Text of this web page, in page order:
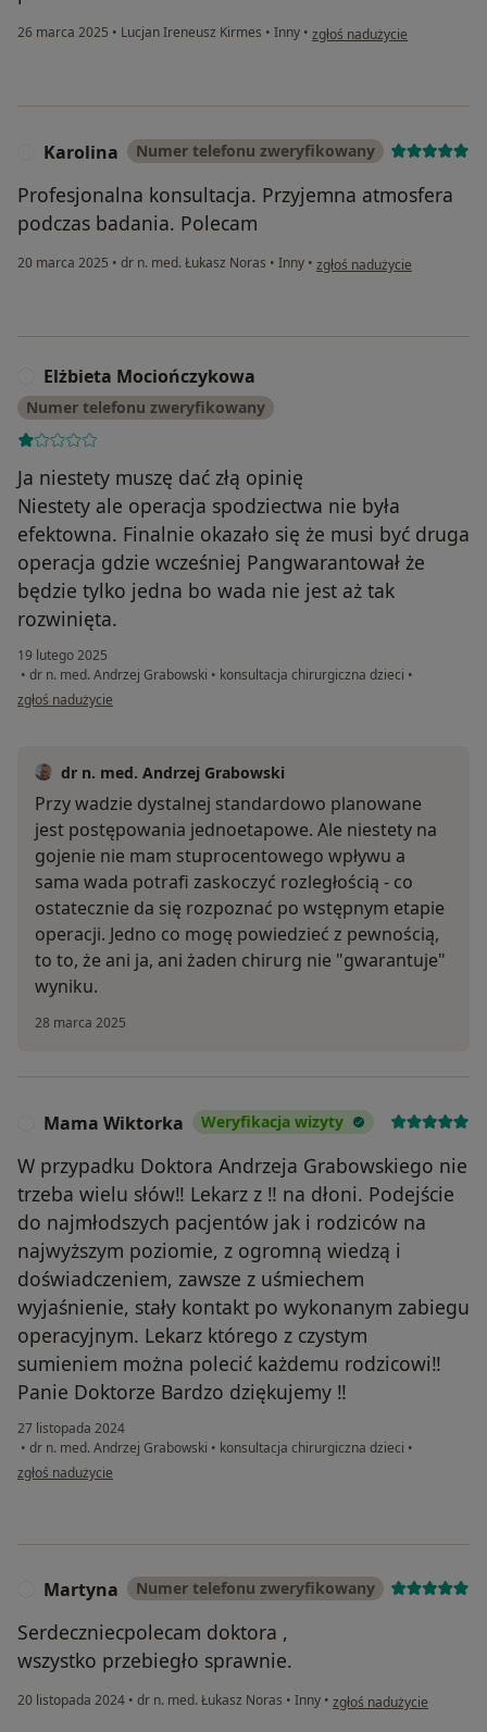
26 marca 2025 • Lucjan Ireneusz Kirmes • Inny • w opinii użytkownika RF
zgłoś nadużycie
Karolina Numer telefonu zweryfikowany
Profesjonalna konsultacja. Przyjemna atmosfera
podczas badania. Polecam
20 marca 2025 • dr n. med. Łukasz Noras • Inny • w opinii użytkownika
zgłoś nadużycie
Elżbieta Mociończykowa
Numer telefonu zweryfikowany
Ja niestety muszę dać złą opinię
Niestety ale operacja spodziectwa nie była
efektowna. Finalnie okazało się że musi być druga
operacja gdzie wcześniej Pangwarantował że
będzie tylko jedna bo wada nie jest aż tak
rozwinięta.
19 lutego 2025
• dr n. med. Andrzej Grabowski • konsultacja chirurgiczna dzieci •
w opinii użytkownika Elżbieta Mociończykowa
zgłoś nadużycie
dr n. med. Andrzej Grabowski
Przy wadzie dystalnej standardowo planowane
jest postępowania jednoetapowe. Ale niestety na
gojenie nie mam stuprocentowego wpływu a
sama wada potrafi zaskoczyć rozległością - co
ostatecznie da się rozpoznać po wstępnym etapie
operacji. Jedno co mogę powiedzieć z pewnością,
to to, że ani ja, ani żaden chirurg nie "gwarantuje"
wyniku.
28 marca 2025
Mama Wiktorka Weryfikacja wizyty
W przypadku Doktora Andrzeja Grabowskiego nie
trzeba wielu słów‼ Lekarz z ‼ na dłoni. Podejście
do najmłodszych pacjentów jak i rodziców na
najwyższym poziomie, z ogromną wiedzą i
doświadczeniem, zawsze z uśmiechem
wyjaśnienie, stały kontakt po wykonanym zabiegu
operacyjnym. Lekarz którego z czystym
sumieniem można polecić każdemu rodzicowi‼
Panie Doktorze Bardzo dziękujemy ‼
27 listopada 2024
• dr n. med. Andrzej Grabowski • konsultacja chirurgiczna dzieci •
w opinii użytkownika Mama Wiktorka
zgłoś nadużycie
Martyna Numer telefonu zweryfikowany
Serdeczniecpolecam doktora ,
wszystko przebiegło sprawnie.
20 listopada 2024 • dr n. med. Łukasz Noras • Inny • w opinii użytkownika
zgłoś nadużycie